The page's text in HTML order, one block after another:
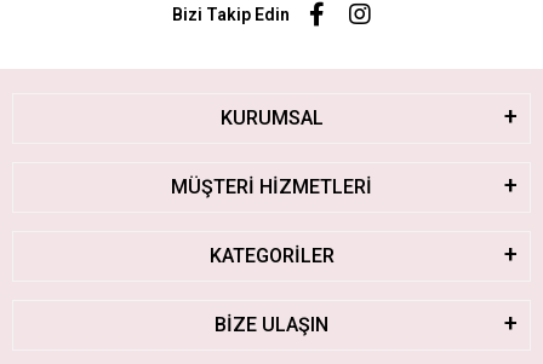
Bizi Takip Edin
KURUMSAL
MÜŞTERİ HİZMETLERİ
KATEGORİLER
BİZE ULAŞIN